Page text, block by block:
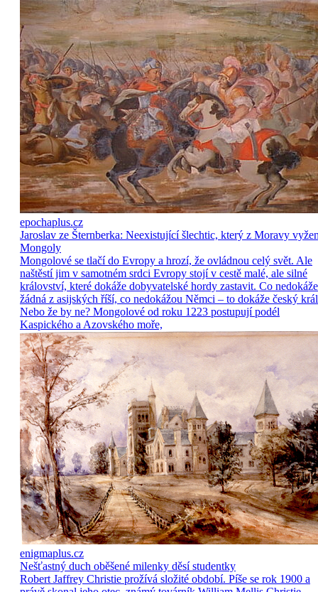
epochaplus.cz
Jaroslav ze Šternberka: Neexistující šlechtic, který z Moravy
Mongoly
Mongolové se tlačí do Evropy a hrozí, že ovládnou celý svět. Ale
naštěstí jim v samotném srdci Evropy stojí v cestě malé, ale silné
království, které dokáže dobyvatelské hordy zastavit. Co nedokáže
žádná z asijských říší, co nedokážou Němci – to dokáže český
Nebo že by ne? Mongolové od roku 1223 postupují podél
Kaspického a Azovského moře,
enigmaplus.cz
Nešťastný duch oběšené milenky děsí studentky
Robert Jaffrey Christie prožívá složité období. Píše se rok 1900 a